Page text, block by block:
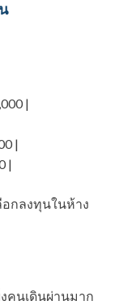
|
|
|
กลงทุนในห้าง
คนเดินผ่านมาก